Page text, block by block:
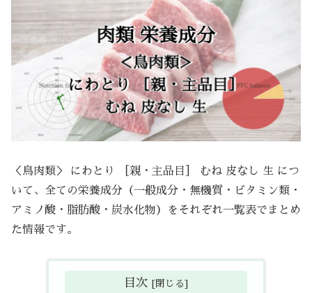
＜鳥肉類＞ にわとり ［親・主品目］ むね 皮なし 生 につ
いて、全ての栄養成分（一般成分・無機質・ビタミン類・
アミノ酸・脂肪酸・炭水化物）をそれぞれ一覧表でまとめ
た情報です。
目次